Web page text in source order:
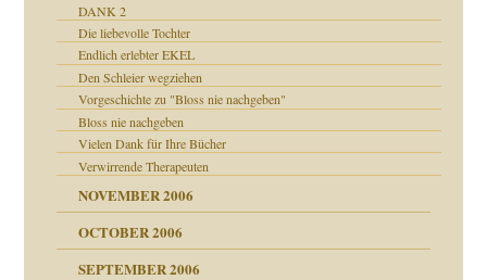
DANK 2
Die liebevolle Tochter
Endlich erlebter EKEL
Den Schleier wegziehen
Vorgeschichte zu "Bloss nie nachgeben"
Bloss nie nachgeben
Vielen Dank für Ihre Bücher
Verwirrende Therapeuten
NOVEMBER 2006
OCTOBER 2006
SEPTEMBER 2006